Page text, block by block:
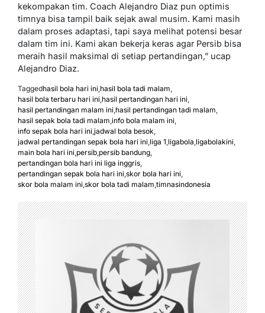
kekompakan tim. Coach Alejandro Diaz pun optimis
timnya bisa tampil baik sejak awal musim. Kami masih
dalam proses adaptasi, tapi saya melihat potensi besar
dalam tim ini. Kami akan bekerja keras agar Persib bisa
meraih hasil maksimal di setiap pertandingan,” ucap
Alejandro Diaz.
Taggedhasil bola hari ini hasil bola tadi malam
hasil bola terbaru hari ini hasil pertandingan hari ini
hasil pertandingan malam ini hasil pertandingan tadi malam
hasil sepak bola tadi malam info bola malam ini
info sepak bola hari ini jadwal bola besok
jadwal pertandingan sepak bola hari ini liga 1 ligabola ligabolakini
main bola hari ini persib persib bandung
pertandingan bola hari ini liga inggris
pertandingan sepak bola hari ini skor bola hari ini
skor bola malam ini skor bola tadi malam timnasindonesia